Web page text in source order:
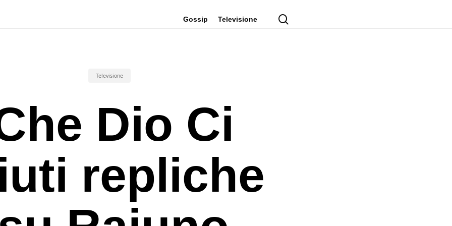
Gossip Televisione
Televisione
Dio Ci
repliche